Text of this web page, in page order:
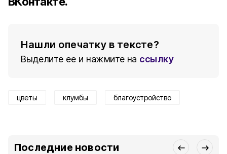
Нашли опечатку в тексте?
Выделите ее и нажмите на ссылку
цветы клумбы благоустройство
Последние новости